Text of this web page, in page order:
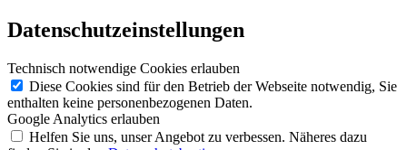
Datenschutzeinstellungen
Technisch notwendige Cookies erlauben
Diese Cookies sind für den Betrieb der Webseite notwendig, Sie
enthalten keine personenbezogenen Daten.
Google Analytics erlauben
Helfen Sie uns, unser Angebot zu verbessen. Näheres dazu